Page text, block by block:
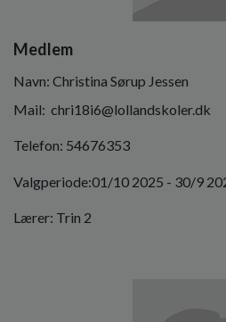
Medlem
Navn: Christina Sørup Jessen
Mail: chri18i6@lollandskoler.dk
Telefon: 54676353
Valgperiode:01/10 2025 - 30/9
Lærer: Trin 2